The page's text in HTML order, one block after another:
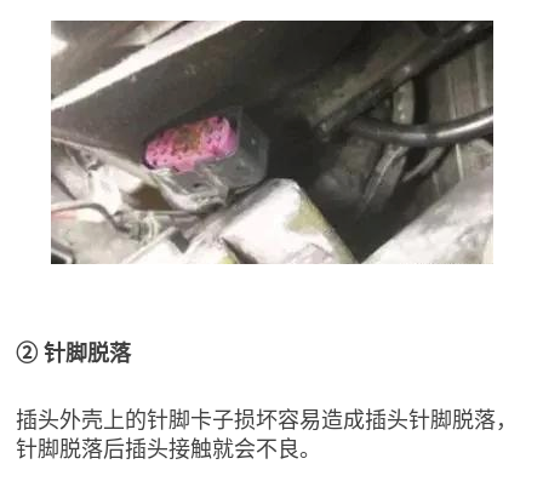
② 针脚脱落
插头外壳上的针脚卡子损坏容易造成插头针脚脱落，
针脚脱落后插头接触就会不良。